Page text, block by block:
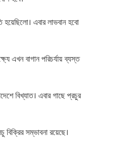
এবার লাভবান হবো
এখন বাগান পরিচর্যায় ব্যস্ত
বিখ্যাত। এবার গাছে প্রচুর
সম্ভাবনা রয়েছে।